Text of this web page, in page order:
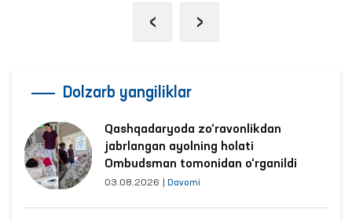
‹ ›
Dolzarb yangiliklar
Qashqadaryoda zo‘ravonlikdan
jabrlangan ayolning holati
Ombudsman tomonidan o‘rganildi
03.08.2026 Davomi